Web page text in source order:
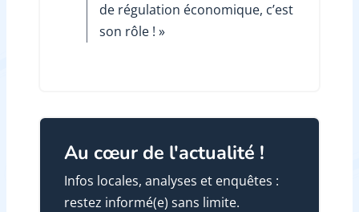
de régulation économique, c’est
son rôle ! »
Au cœur de l'actualité !
Infos locales, analyses et enquêtes :
restez informé(e) sans limite.